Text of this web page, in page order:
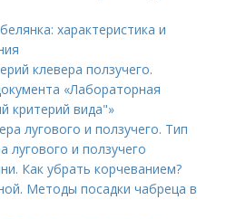
характеристика и
клевера ползучего.
«Лабораторная
критерий вида"»
лугового и ползучего. Тип
лугового и ползучего
Как убрать корчеванием?
Методы посадки чабреца в